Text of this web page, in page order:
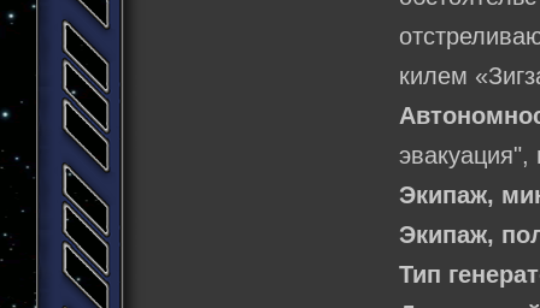
килем
Экипаж,
Экипаж,
Тип